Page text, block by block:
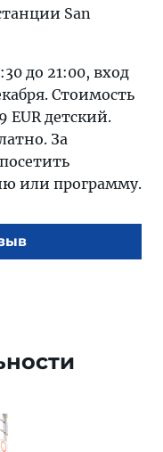
San
до 21:00, вход
Стоимость
EUR детский.
За
или программу.